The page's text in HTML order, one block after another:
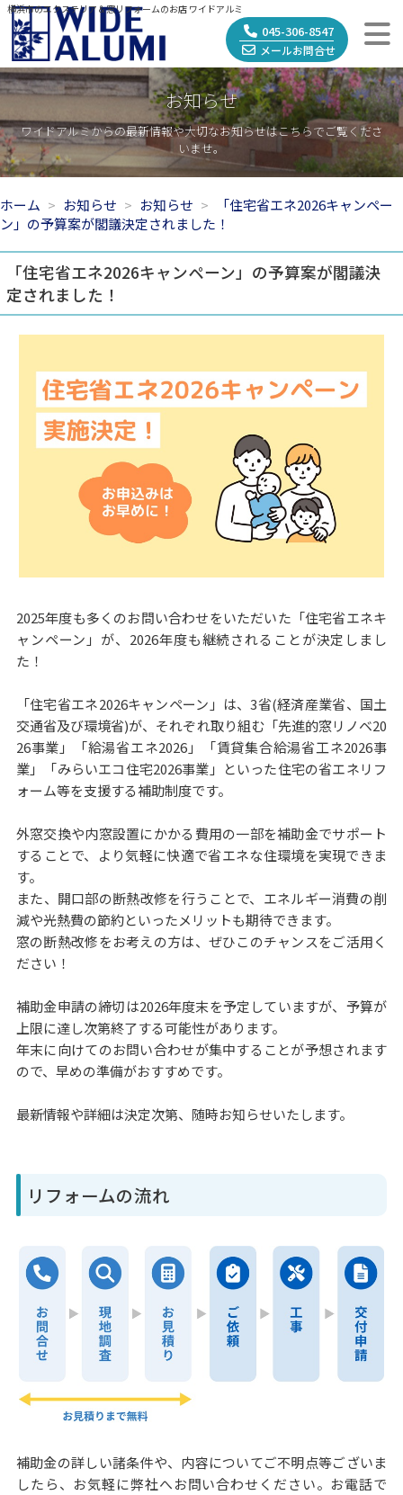
横浜市のエクステリア＆窓リフォームのお店 ワイドアルミ
045-306-8547
メールお問合せ
お知らせ
ワイドアルミからの最新情報や大切なお知らせはこちらでご覧くださ
いませ。
ホーム お知らせ お知らせ
「住宅省エネ2026キャンペー
ン」の予算案が閣議決定されました！
「住宅省エネ2026キャンペーン」の予算案が閣議決
定されました！
2025年度も多くのお問い合わせをいただいた「住宅省エネキ
ャンペーン」が、2026年度も継続されることが決定しまし
た！
「住宅省エネ2026キャンペーン」は、3省(経済産業省、国土
交通省及び環境省)が、それぞれ取り組む「先進的窓リノベ20
26事業」「給湯省エネ2026」「賃貸集合給湯省工ネ2026事
業」「みらいエコ住宅2026事業」といった住宅の省エネリフ
ォーム等を支援する補助制度です。
外窓交換や内窓設置にかかる費用の一部を補助金でサポート
することで、より気軽に快適で省エネな住環境を実現できま
す。
また、開口部の断熱改修を行うことで、エネルギー消費の削
減や光熱費の節約といったメリットも期待できます。
窓の断熱改修をお考えの方は、ぜひこのチャンスをご活用く
ださい！
補助金申請の締切は2026年度末を予定していますが、予算が
上限に達し次第終了する可能性があります。
年末に向けてのお問い合わせが集中することが予想されます
ので、早めの準備がおすすめです。
最新情報や詳細は決定次第、随時お知らせいたします。
リフォームの流れ
補助金の詳しい諸条件や、内容についてご不明点等ございま
したら、お気軽に弊社へお問い合わせください。お電話で